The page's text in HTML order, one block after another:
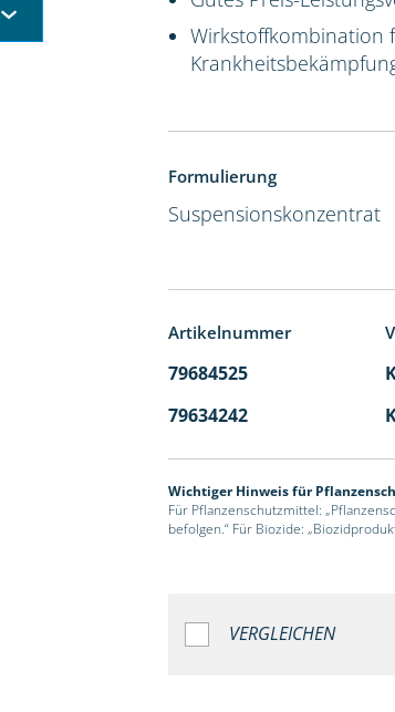
Wirkstoffkombination
Formulierung
Suspensionskonzentrat
Artikelnummer
79684525
79634242
Wichtiger Hinweis für
Für Pflanzenschutzmittel:
befolgen.“ Für Biozide:
VERGLEICHEN